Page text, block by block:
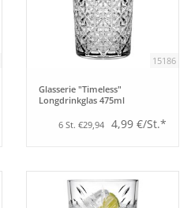
15186
Glasserie "Timeless"
Longdrinkglas 475ml
6 St. €29,94 4,99 €/St.*